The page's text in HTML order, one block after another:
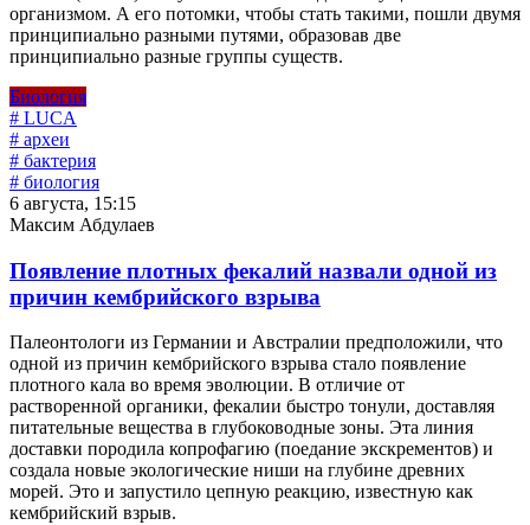
организмом. А его потомки, чтобы стать такими, пошли двумя
принципиально разными путями, образовав две
принципиально разные группы существ.
Биология
# LUCA
# археи
# бактерия
# биология
6 августа, 15:15
Максим Абдулаев
Появление плотных фекалий назвали одной из
причин кембрийского взрыва
Палеонтологи из Германии и Австралии предположили, что
одной из причин кембрийского взрыва стало появление
плотного кала во время эволюции. В отличие от
растворенной органики, фекалии быстро тонули, доставляя
питательные вещества в глубоководные зоны. Эта линия
доставки породила копрофагию (поедание экскрементов) и
создала новые экологические ниши на глубине древних
морей. Это и запустило цепную реакцию, известную как
кембрийский взрыв.